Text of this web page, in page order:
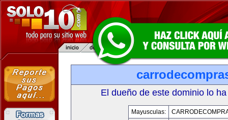
El dueño de este dominio lo
Mayusculas: